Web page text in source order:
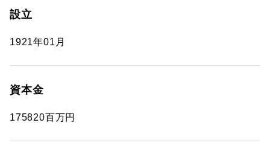
設立
1921年01月
資本金
175820百万円